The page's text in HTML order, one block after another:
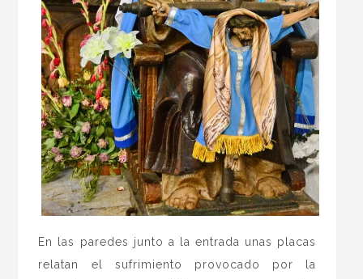
En las paredes junto a la entrada unas placas
relatan el sufrimiento provocado por la